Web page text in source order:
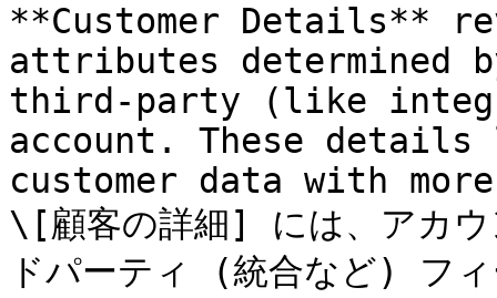
**Customer Details**
attributes determined
third-party (like
account. These
customer data with
\[顧客の詳細] には、アカウ
ドパーティ (統合など) フィ